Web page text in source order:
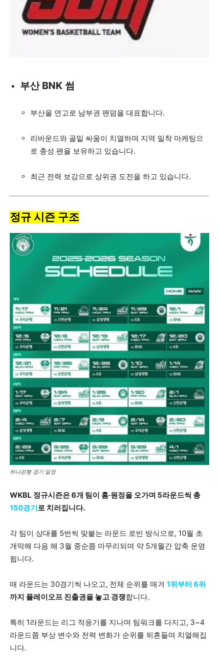
부산 BNK 썸
부산을 연고로 남부권 팬덤을 대표합니다.
리바운드와 골밑 싸움이 치열하며 지역 밀착 마케팅으
로 충성 팬을 보유하고 있습니다.
최근 전력 보강으로 상위권 도전을 하고 있습니다.
정규 시즌 구조
하나은행 경기 일정
WKBL 정규시즌은 6개 팀이 홈·원정을 오가며 5라운드씩 총
150경기로 치러집니다.
각 팀이 상대를 5번씩 맞붙는 라운드 로빈 방식으로, 10월 초
개막해 다음 해 3월 중순쯤 마무리되며 약 5개월간 압축 운영
됩니다.
매 라운드는 30경기씩 나오고, 전체 순위를 매겨 1위부터 6위
까지 플레이오프 진출권을 놓고 경쟁합니다.
특히 1라운드는 리그 적응기를 지나며 팀워크를 다지고, 3~4
라운드쯤 부상 변수와 전력 변화가 순위를 뒤흔들며 치열해집
니다.